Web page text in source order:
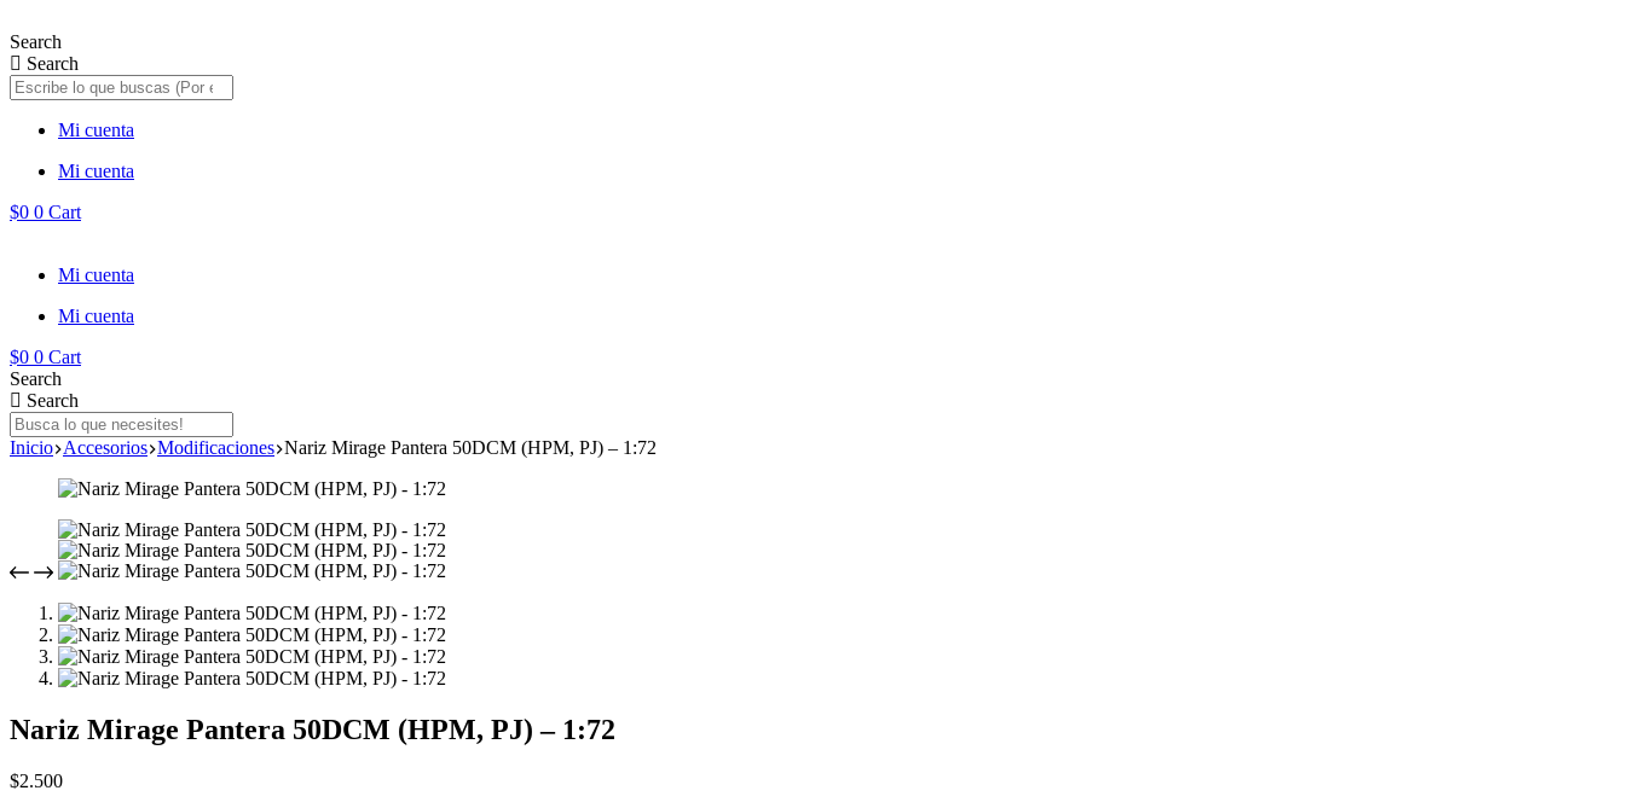
al
contenido
Search
Search
Mi cuenta
Mi cuenta
$0 0 Cart
Mi cuenta
Mi cuenta
$0 0 Cart
Search
Search
Inicio Accesorios Modificaciones Nariz Mirage Pantera 50DCM (HPM, PJ) – 1:72
Nariz Mirage Pantera 50DCM (HPM, PJ) – 1:72
$2.500